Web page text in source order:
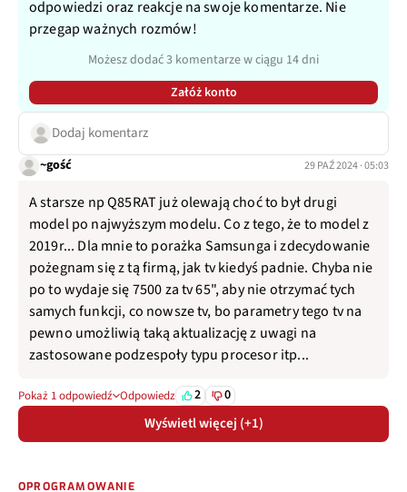
odpowiedzi oraz reakcje na swoje komentarze. Nie
przegap ważnych rozmów!
Możesz dodać 3 komentarze w ciągu 14 dni
Załóż konto
Dodaj komentarz
~gość 29 PAŹ 2024 · 05:03
A starsze np Q85RAT już olewają choć to był drugi
model po najwyższym modelu. Co z tego, że to model z
2019r... Dla mnie to porażka Samsunga i zdecydowanie
pożegnam się z tą firmą, jak tv kiedyś padnie. Chyba nie
po to wydaje się 7500 za tv 65", aby nie otrzymać tych
samych funkcji, co nowsze tv, bo parametry tego tv na
pewno umożliwią taką aktualizację z uwagi na
zastosowane podzespoły typu procesor itp...
Pokaż 1 odpowiedź Odpowiedz 2 0
Wyświetl więcej (+1)
OPROGRAMOWANIE